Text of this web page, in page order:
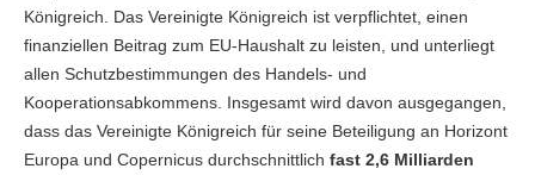
Königreich. Das Vereinigte Königreich ist verpflichtet, einen
finanziellen Beitrag zum EU-Haushalt zu leisten, und unterliegt
allen Schutzbestimmungen des Handels- und
Kooperationsabkommens. Insgesamt wird davon ausgegangen,
dass das Vereinigte Königreich für seine Beteiligung an Horizont
Europa und Copernicus durchschnittlich fast 2,6 Milliarden